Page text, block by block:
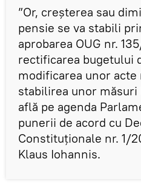
”Or, creșterea sau
pensie se va stabili
aprobarea OUG nr.
rectificarea bugetului
modificarea unor
stabilirea unor măsuri
află pe agenda
punerii de acord cu
Constituționale nr. 1/
Klaus Iohannis.